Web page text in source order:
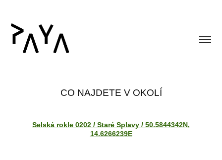
CO NAJDETE V OKOLÍ
Selská rokle 0202 / Staré Splavy / 50.5844342N,
14.6266239E